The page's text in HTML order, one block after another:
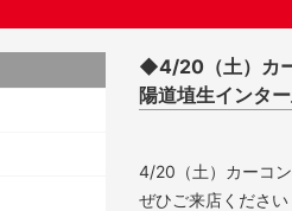
◆4/20（土）カ
陽道埴生インター
4/20（土）カーコ
ぜひご来店ください